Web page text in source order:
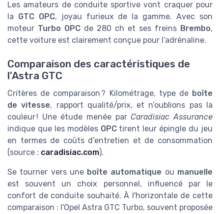
Les amateurs de conduite sportive vont craquer pour
la GTC OPC, joyau furieux de la gamme. Avec son
moteur Turbo OPC de 280 ch et ses freins Brembo,
cette voiture est clairement conçue pour l’adrénaline.
Comparaison des caractéristiques de
l'Astra GTC
Critères de comparaison ? Kilométrage, type de boîte
de vitesse, rapport qualité/prix, et n’oublions pas la
couleur ! Une étude menée parCaradisiac Assurance
indique que les modèles OPCtirent leur épingle du jeu
en termes de coûts d’entretien et de consommation
(source : caradisiac.com).
Se tourner vers une boîte automatique ou manuelle
est souvent un choix personnel, influencé par le
confort de conduite souhaité. À l'horizontale de cette
comparaison : l'Opel Astra GTC Turbo, souvent proposée